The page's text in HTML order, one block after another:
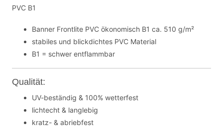
PVC B1
Banner Frontlite PVC ökonomisch B1 ca. 510 g/m²
stabiles und blickdichtes PVC Material
B1 = schwer entflammbar
Qualität:
UV-beständig & 100% wetterfest
lichtecht & langlebig
kratz- & abriebfest